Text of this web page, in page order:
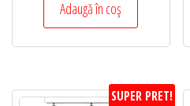
Adaugă în coș
SUPER PRET!